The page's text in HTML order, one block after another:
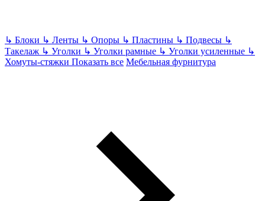
↳ Блоки ↳ Ленты ↳ Опоры ↳ Пластины ↳ Подвесы ↳
Такелаж ↳ Уголки ↳ Уголки рамные ↳ Уголки усиленные ↳
Хомуты-стяжки Показать все Мебельная фурнитура